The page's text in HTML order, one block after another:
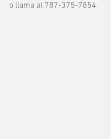
o llama al 787-375-7854.